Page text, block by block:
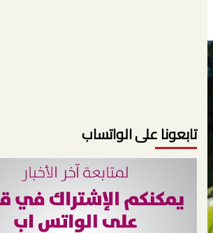
تابعونا على الواتساب